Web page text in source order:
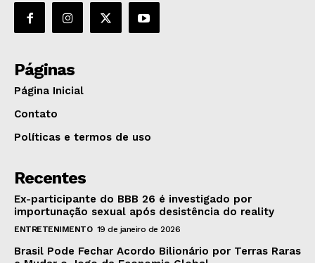
Páginas
Página Inicial
Contato
Políticas e termos de uso
Recentes
Ex-participante do BBB 26 é investigado por
importunação sexual após desistência do reality
ENTRETENIMENTO 19 de janeiro de 2026
Brasil Pode Fechar Acordo Bilionário por Terras Raras